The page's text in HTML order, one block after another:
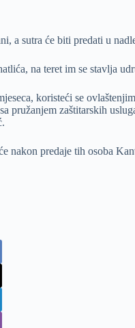
a sutra će biti predati u
na teret im se stavlja
koristeći se
pružanjem zaštitarskih
nakon predaje tih osoba